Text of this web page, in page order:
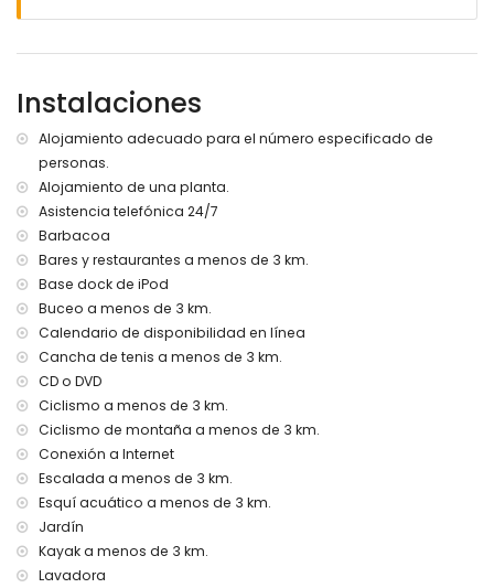
Pueblo más cercano: Jávea (a menos de 5 kilómetros de
Playa más cercana: El Arenal, Jávea (a menos de 3
Puerto más cercano: Duanes del Mar, Jávea (a menos de 5
kilómetros de la villa)
Parque más cercano: Parque Pinosol, Jávea (a menos de 3
kilómetros de la villa)
Aeropuerto más cercano: Alicante (a menos de 100
kilómetros de la villa)
Segundo aeropuerto más cercano: Valencia (> 100
kilómetros)
No se admiten mascotas
El alojamiento es muy adecuado para familias con niños
de la villa
Internet (WiFi)
Aspiradora, plancha y tabla de planchar
Ropa de cama y toallas
Servicio de recepción y servicio de emergencia 24 horas
Instalaciones y servicios con cargo adicional
Servicio de aeropuerto
Cama adicional y camas/cunas para niños (a demanda)
Instalaciones
Alojamiento adecuado para el número especificado de
personas.
Alojamiento de una planta.
Asistencia telefónica 24/7
Barbacoa
Bares y restaurantes a menos de 3 km.
Base dock de iPod
Buceo a menos de 3 km.
Calendario de disponibilidad en línea
Cancha de tenis a menos de 3 km.
CD o DVD
Ciclismo a menos de 3 km.
Ciclismo de montaña a menos de 3 km.
Conexión a Internet
Escalada a menos de 3 km.
Esquí acuático a menos de 3 km.
Jardín
Kayak a menos de 3 km.
Lavadora